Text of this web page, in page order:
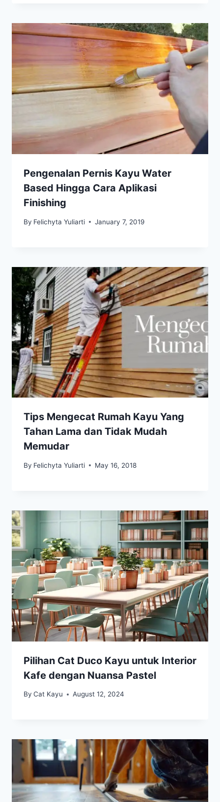
Pengenalan Pernis Kayu Water
Based Hingga Cara Aplikasi
Finishing
By Felichyta Yuliarti January 7, 2019
Tips Mengecat Rumah Kayu Yang
Tahan Lama dan Tidak Mudah
Memudar
By Felichyta Yuliarti May 16, 2018
Pilihan Cat Duco Kayu untuk Interior
Kafe dengan Nuansa Pastel
By Cat Kayu August 12, 2024